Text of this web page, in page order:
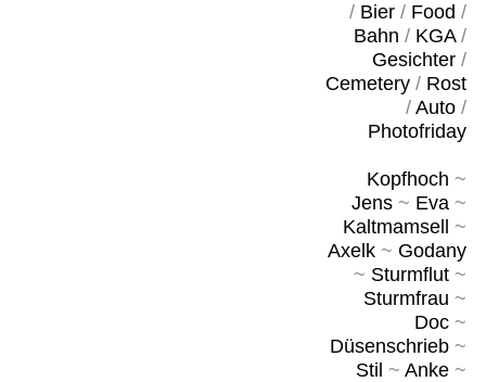
/ Bier/ Food /
Bahn / KGA/
Gesichter/
Cemetery/ Rost
/ Auto/
Photofriday
Kopfhoch ~
Jens~ Eva~
Kaltmamsell
~
Axelk~ Godany
~ Sturmflut~
Sturmfrau ~
Doc~
Düsenschrieb~
Stil ~ Anke~